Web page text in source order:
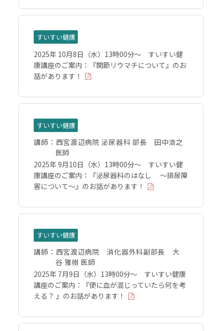
すいすい健康
2025年 10月8日（水）13時00分～ すいすい健
康講座のご案内：『関節リウマチについて』のお
話があります！
すいすい健康
講師： 西宮渡辺病院 泌尿器科 部長 田中浩之
医師
2025年 9月10日（水）13時00分～ すいすい健
康講座のご案内：『泌尿器科のはなし 〜排尿障
害について〜』のお話があります！
すいすい健康
講師： 西宮渡辺病院 消化器外科副部長 大
谷 雅樹 医師
2025年 7月9日（水）13時00分～ すいすい健康
講座のご案内：『便に血が混じっていたら何を考
える？ 』のお話があります！